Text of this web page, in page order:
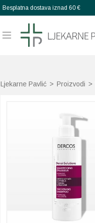
Besplatna dostava iznad 60 €
Ljekarne Pavlić > Proizvodi >